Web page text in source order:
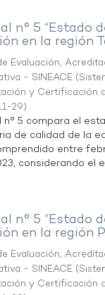
n° 5 “Estado
en la región
Evaluación,
- SINEACE (
y Certificación
29)
n° 5 compara el
de calidad de la
entre
considerando el
n° 5 “Estado
en la región
Evaluación,
- SINEACE (
y Certificación